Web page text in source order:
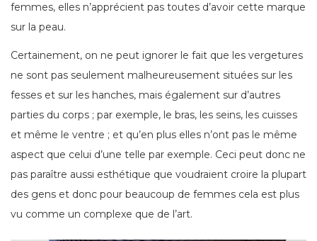
femmes, elles n’apprécient pas toutes d’avoir cette marque
sur la peau.
Certainement, on ne peut ignorer le fait que les vergetures
ne sont pas seulement malheureusement situées sur les
fesses et sur les hanches, mais également sur d’autres
parties du corps ; par exemple, le bras, les seins, les cuisses
et même le ventre ; et qu’en plus elles n’ont pas le même
aspect que celui d’une telle par exemple. Ceci peut donc ne
pas paraître aussi esthétique que voudraient croire la plupart
des gens et donc pour beaucoup de femmes cela est plus
vu comme un complexe que de l’art.